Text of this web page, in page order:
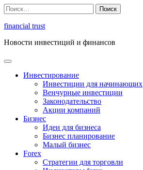
Перейти
к
содержимому
Найти:
financial trust
Новости инвестиций и финансов
Инвестирование
Инвестиции для начинающих
Венчурные инвестиции
Законодательство
Акции компаний
Бизнес
Идеи для бизнеса
Бизнес планирование
Малый бизнес
Forex
Стратегии для торговли